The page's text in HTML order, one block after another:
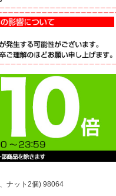
ナット2個) 98064